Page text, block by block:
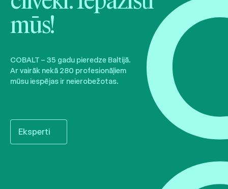
mūs!
COBALT – 35 gadu pieredze Baltijā.
Ar vairāk nekā 280 profesionāļiem
mūsu iespējas ir neierobežotas.
Eksperti